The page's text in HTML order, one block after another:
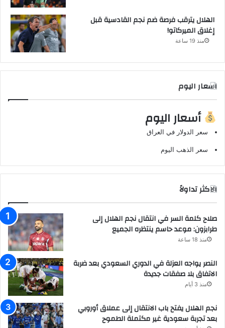
الهلال يترقب فرصة ضم نجم القادسية قبل
إغلاق الميركاتو!
منذ 19 ساعة
اسعار اليوم
أسعار اليوم
سعر الدولار في العراق
سعر الذهب اليوم
الاكثر تداولاً
صلاح كلمة السر في انتقال نجم الهلال إلى
طرابزون: موعد حاسم ينتظره الجميع
منذ 18 ساعة
النصر يواجه العزلة في الدوري السعودي بعد ضربة
الاتفاق بلا صفقات جديدة
منذ 3 أيام
نجم الهلال يفتح باب الانتقال إلى عملاق أوروبي
بعد تجربة سعودية غير مكتملة الطموح